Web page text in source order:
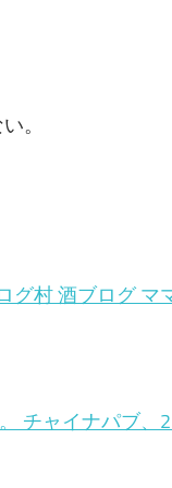
。
チャイナパブ、